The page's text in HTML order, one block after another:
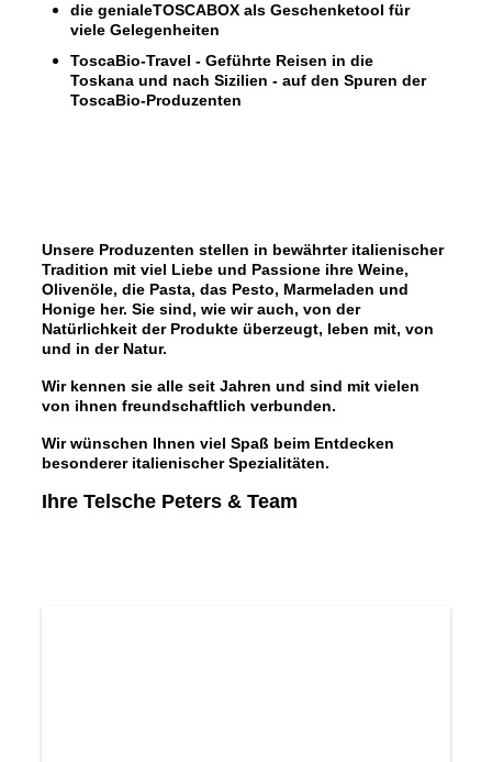
die genialeTOSCABOX als Geschenketool für
viele Gelegenheiten
ToscaBio-Travel - Geführte Reisen in die
Toskana und nach Sizilien - auf den Spuren der
ToscaBio-Produzenten
Unsere Produzenten stellen in bewährter italienischer
Tradition mit viel Liebe und Passione ihre Weine,
Olivenöle, die Pasta, das Pesto, Marmeladen und
Honige her. Sie sind, wie wir auch, von der
Natürlichkeit der Produkte überzeugt, leben mit, von
und in der Natur.
Wir kennen sie alle seit Jahren und sind mit vielen
von ihnen freundschaftlich verbunden.
Wir wünschen Ihnen viel Spaß beim Entdecken
besonderer italienischer Spezialitäten.
Ihre Telsche Peters & Team